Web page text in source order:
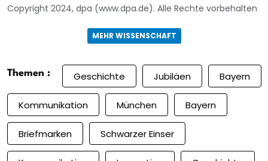
Copyright 2024, dpa (www.dpa.de). Alle Rechte vorbehalten
MEHR WISSENSCHAFT
Themen : Geschichte Jubiläen Bayern
Kommunikation München Bayern
Briefmarken Schwarzer Einser